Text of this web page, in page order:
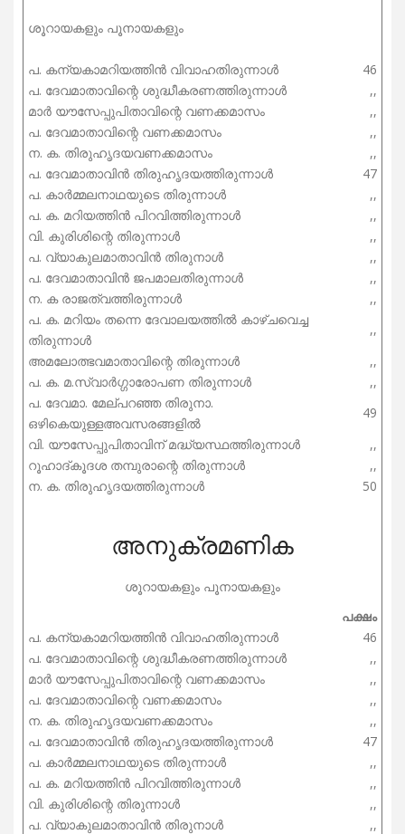
ശൂറായകളും പൂനായകളും
പ. കന്യകാമറിയത്തിൻ വിവാഹതിരുന്നാൾ
46
പ. ദേവമാതാവിന്റെ ശുദ്ധീകരണത്തിരുന്നാൾ
,,
മാർ യൗസേപ്പുപിതാവിന്റെ വണക്കമാസം
,,
പ. ദേവമാതാവിന്റെ വണക്കമാസം
,,
ന. ക. തിരുഹൃദയവണക്കമാസം
,,
പ. ദേവമാതാവിൻ തിരുഹൃദയത്തിരുന്നാൾ
47
പ. കാർമ്മലനാഥയുടെ തിരുന്നാൾ
,,
പ. ക. മറിയത്തിൻ പിറവിത്തിരുന്നാൾ
,,
വി. കുരിശിന്റെ തിരുന്നാൾ
,,
പ. വ്യാകുലമാതാവിൻ തിരുനാൾ
,,
പ. ദേവമാതാവിൻ ജപമാലതിരുന്നാൾ
,,
ന. ക രാജത്വത്തിരുന്നാൾ
,,
പ. ക. മറിയം തന്നെ ദേവാലയത്തിൽ കാഴ്ചവെച്ച
തിരുന്നാൾ
,,
അമലോത്ഭവമാതാവിന്റെ തിരുന്നാൾ
,,
പ. ക. മ.സ്വാർഗ്ഗാരോപണ തിരുന്നാൾ
,,
പ. ദേവമാ. മേല്പറഞ്ഞ തിരുനാ.
ഒഴികെയുള്ളഅവസരങ്ങളിൽ
49
വി. യൗസേപ്പുപിതാവിന് മദ്ധ്യസ്ഥത്തിരുന്നാൾ
,,
റൂഹാദ്കൂദശ തമ്പുരാന്റെ തിരുന്നാൾ
,,
ന. ക. തിരുഹൃദയത്തിരുന്നാൾ
50
അനുക്രമണിക
ശൂറായകളും പൂനായകളും
പക്ഷം
പ. കന്യകാമറിയത്തിൻ വിവാഹതിരുന്നാൾ
46
പ. ദേവമാതാവിന്റെ ശുദ്ധീകരണത്തിരുന്നാൾ
,,
മാർ യൗസേപ്പുപിതാവിന്റെ വണക്കമാസം
,,
പ. ദേവമാതാവിന്റെ വണക്കമാസം
,,
ന. ക. തിരുഹൃദയവണക്കമാസം
,,
പ. ദേവമാതാവിൻ തിരുഹൃദയത്തിരുന്നാൾ
47
പ. കാർമ്മലനാഥയുടെ തിരുന്നാൾ
,,
പ. ക. മറിയത്തിൻ പിറവിത്തിരുന്നാൾ
,,
വി. കുരിശിന്റെ തിരുന്നാൾ
,,
പ. വ്യാകുലമാതാവിൻ തിരുനാൾ
,,